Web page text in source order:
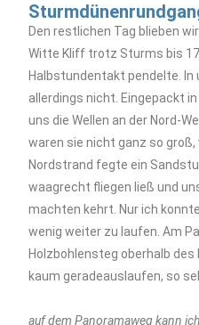
Den restlichen Tag blieben
Witte Kliff trotz Sturms bis
Halbstundentakt pendelte. In
allerdings nicht. Eingepackt
uns die Wellen an der Nord-
waren sie nicht ganz so
Nordstrand fegte ein
waagrecht fliegen ließ und
machten kehrt. Nur ich
wenig weiter zu laufen. Am
Holzbohlensteg oberhalb
kaum geradeauslaufen, so
auf dem Panoramaweg kann